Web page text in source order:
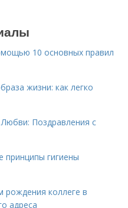
10 основных правил
жизни: как легко
Поздравления с
принципы гигиены
рождения коллеге в
адреса